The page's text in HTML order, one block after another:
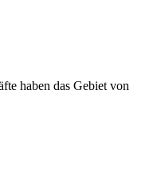
haben das Gebiet von